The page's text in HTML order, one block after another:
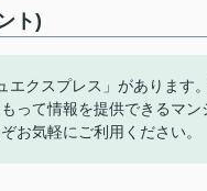
ト)
クスプレス」があります
って情報を提供できるマ
お気軽にご利用ください。